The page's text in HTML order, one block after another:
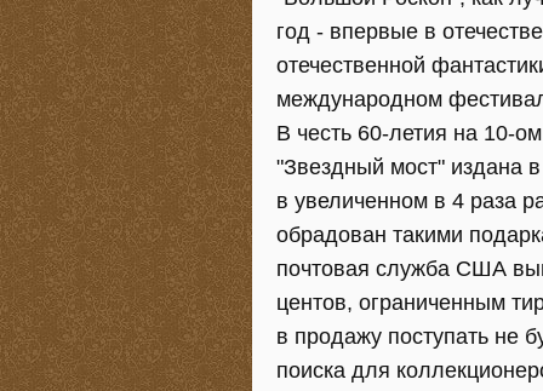
год - впервые в
отечественной
международном
В честь 60-летия на 10-
"Звездный мост" издана
в увеличенном в 4 раза
обрадован такими
почтовая служба США
центов, ограниченным
в продажу поступать не
поиска для